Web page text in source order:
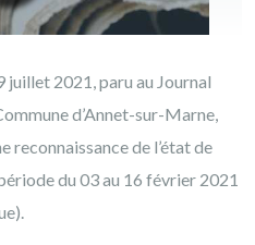
2021, paru au Journal
d’Annet-sur-Marne,
reconnaissance de l’état de
du 03 au 16 février 2021